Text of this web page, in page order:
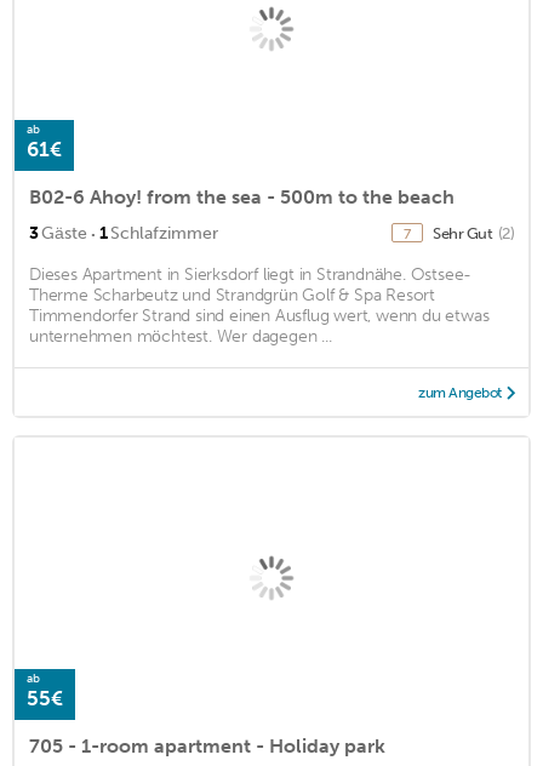
ab
61€
B02-6 Ahoy! from the sea - 500m to the beach
3Gäste · 1Schlafzimmer 7 Sehr Gut (2)
Dieses Apartment in Sierksdorf liegt in Strandnähe. Ostsee-
Therme Scharbeutz und Strandgrün Golf & Spa Resort
Timmendorfer Strand sind einen Ausflug wert, wenn du etwas
unternehmen möchtest. Wer dagegen ...
zum Angebot
ab
55€
705 - 1-room apartment - Holiday park